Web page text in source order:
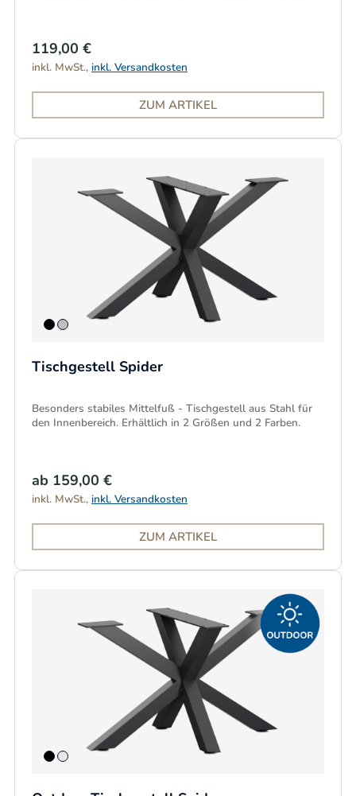
119,00 €
inkl. MwSt., inkl. Versandkosten
ZUM ARTIKEL
Tischgestell Spider
Besonders stabiles Mittelfuß - Tischgestell aus Stahl für
den Innenbereich. Erhältlich in 2 Größen und 2 Farben.
ab 159,00 €
inkl. MwSt., inkl. Versandkosten
ZUM ARTIKEL